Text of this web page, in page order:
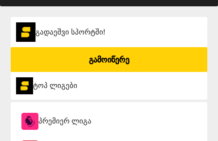
გადაეშვი სპორტში!
გამოიწერე
ტოპ ლიგები
პრემიერ ლიგა